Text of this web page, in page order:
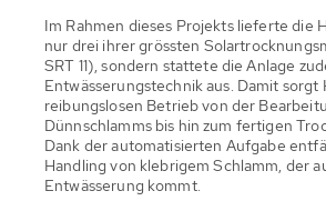
Im Rahmen dieses Projekts lieferte die
nur drei ihrer grössten
SRT 11), sondern stattete die Anlage
Entwässerungstechnik aus. Damit sorgt
reibungslosen Betrieb von der
Dünnschlamms bis hin zum fertigen
Dank der automatisierten Aufgabe
Handling von klebrigem Schlamm, der
Entwässerung kommt.